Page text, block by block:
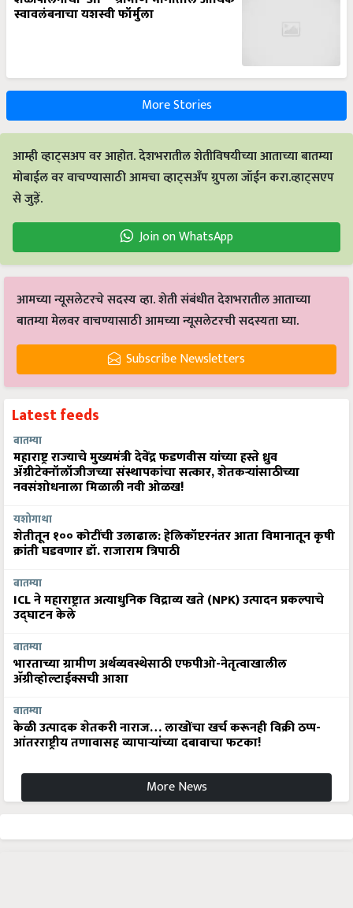
स्वावलंबनाचा यशस्वी फॉर्मुला
More Stories
आम्ही व्हाट्सअप वर आहोत. देशभरातील शेतीविषयीच्या आताच्या बातम्या
मोबाईल वर वाचण्यासाठी आमचा व्हाट्सअँप ग्रुपला जॉईन करा.व्हाट्सएप
से जुड़ें.
Join on WhatsApp
आमच्या न्यूसलेटरचे सदस्य व्हा. शेती संबंधीत देशभरातील आताच्या
बातम्या मेलवर वाचण्यासाठी आमच्या न्यूसलेटरची सदस्यता घ्या.
Subscribe Newsletters
Latest feeds
बातम्या
महाराष्ट्र राज्याचे मुख्यमंत्री देवेंद्र फडणवीस यांच्या हस्ते ध्रुव
ॲग्रीटेक्नॉलॉजीजच्या संस्थापकांचा सत्कार, शेतकऱ्यांसाठीच्या
नवसंशोधनाला मिळाली नवी ओळख!
यशोगाथा
शेतीतून १०० कोटींची उलाढाल: हेलिकॉप्टरनंतर आता विमानातून कृषी
क्रांती घडवणार डॉ. राजाराम त्रिपाठी
बातम्या
ICL ने महाराष्ट्रात अत्याधुनिक विद्राव्य खते (NPK) उत्पादन प्रकल्पाचे
उद्घाटन केले
बातम्या
भारताच्या ग्रामीण अर्थव्यवस्थेसाठी एफपीओ-नेतृत्वाखालील
अ‍ॅग्रीव्होल्टाईक्सची आशा
बातम्या
केळी उत्पादक शेतकरी नाराज… लाखोंचा खर्च करूनही विक्री ठप्प-
आंतरराष्ट्रीय तणावासह व्यापाऱ्यांच्या दबावाचा फटका!
More News